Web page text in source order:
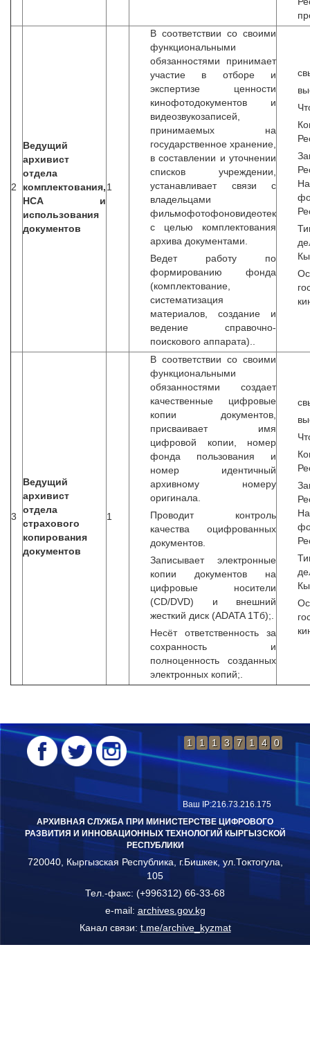
2
Ведущий
архивист
отдела
комплектования,
НСА и
использования
документов
1
В соответствии со своими
функциональными
обязанностями принимает
участие в отборе и
экспертизе ценности
кинофотодокументов и
видеозвукозаписей,
принимаемых на
государственное хранение,
в составлении и уточнении
списков учреждении,
устанавливает связи с
владельцами
фильмофотофоновидеотек
с целью комплектования
архива документами.
Ведет работу по
формированию фонда
(комплектование,
систематизация
материалов, создание и
ведение справочно-
поискового аппарата)..
3
Ведущий
архивист
отдела
страхового
копирования
документов
1
В соответствии со своими
функциональными
обязанностями создает
качественные цифровые
копии документов,
присваивает имя
цифровой копии, номер
фонда пользования и
номер идентичный
архивному номеру
оригинала.
Проводит контроль
качества оцифрованных
документов.
Записывает электронные
копии документов на
цифровые носители
(CD/DVD) и внешний
жесткий диск (ADATA 1Тб);.
Несёт ответственность за
сохранность и
полноценность созданных
электронных копий;.
▲ Вверх 1 1 1 3 7 1 4 0
Ваш IP:216.73.216.175
АРХИВНАЯ СЛУЖБА ПРИ МИНИСТЕРСТВЕ ЦИФРОВОГО
РАЗВИТИЯ И ИННОВАЦИОННЫХ ТЕХНОЛОГИЙ КЫРГЫЗСКОЙ
РЕСПУБЛИКИ
720040, Кыргызская Республика, г.Бишкек, ул.Токтогула,
105
Тел.-факс: (+996312) 66-33-68
e-mail: archives.gov.kg
Канал связи: t.me/archive_kyzmat